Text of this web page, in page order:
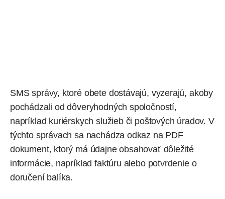
SMSsprávy, ktoré obete dostávajú, vyzerajú, akoby
pochádzali od dôveryhodných spoločností,
napríklad kuriérskych služieb či poštových úradov. V
týchto správach sa nachádza odkaz na PDF
dokument, ktorý má údajne obsahovať dôležité
informácie, napríklad faktúru alebo potvrdenie o
doručení balíka.